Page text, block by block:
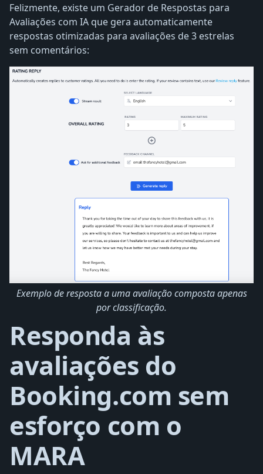
Felizmente, existe um Gerador de Respostas para
Avaliações com IA que gera automaticamente
respostas otimizadas para avaliações de 3 estrelas
sem comentários:
Exemplo de resposta a uma avaliação composta apenas
por classificação.
Responda às
avaliações do
Booking.com sem
esforço com o
MARA